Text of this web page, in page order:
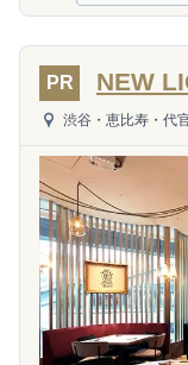
PR NEW
渋谷・恵比寿・代